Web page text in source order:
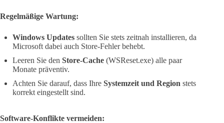
Regelmäßige Wartung:
Windows Updates sollten Sie stets zeitnah installieren, da
Microsoft dabei auch Store-Fehler behebt.
Leeren Sie den Store-Cache (WSReset.exe) alle paar
Monate präventiv.
Achten Sie darauf, dass Ihre Systemzeit und Region stets
korrekt eingestellt sind.
Software-Konflikte vermeiden: